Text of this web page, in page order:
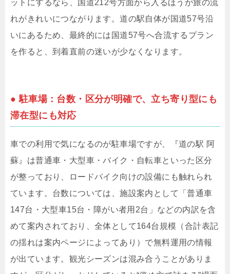
ットにするなら、国道212号方面から入るほうが旅の流
れがきれいにつながります。道の駅自体が国道57号沿
いにあるため、最終的には国道57号へ合流するプラン
を作ると、到着直前の迷いが少なくなります。
● 駐車場：台数・区分が明確で、立ち寄り型にも
滞在型にも対応
車での利用で気になるのが駐車場ですが、『道の駅 阿
蘇』は普通車・大型車・バイク・自転車といった区分
が整っており、ロードバイク向けの設備にも触れられ
ています。台数については、施設案内として「普通車
147台・大型車15台・障がい者用2台」などの内訳を含
めて案内されており、全体として164台規模（合計表記
の揺れは案内ページによってあり）で無料運用の情報
が出ています。観光シーズンは混み合うことがありま